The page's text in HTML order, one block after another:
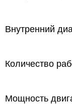
Внутренний
Количество
Мощность